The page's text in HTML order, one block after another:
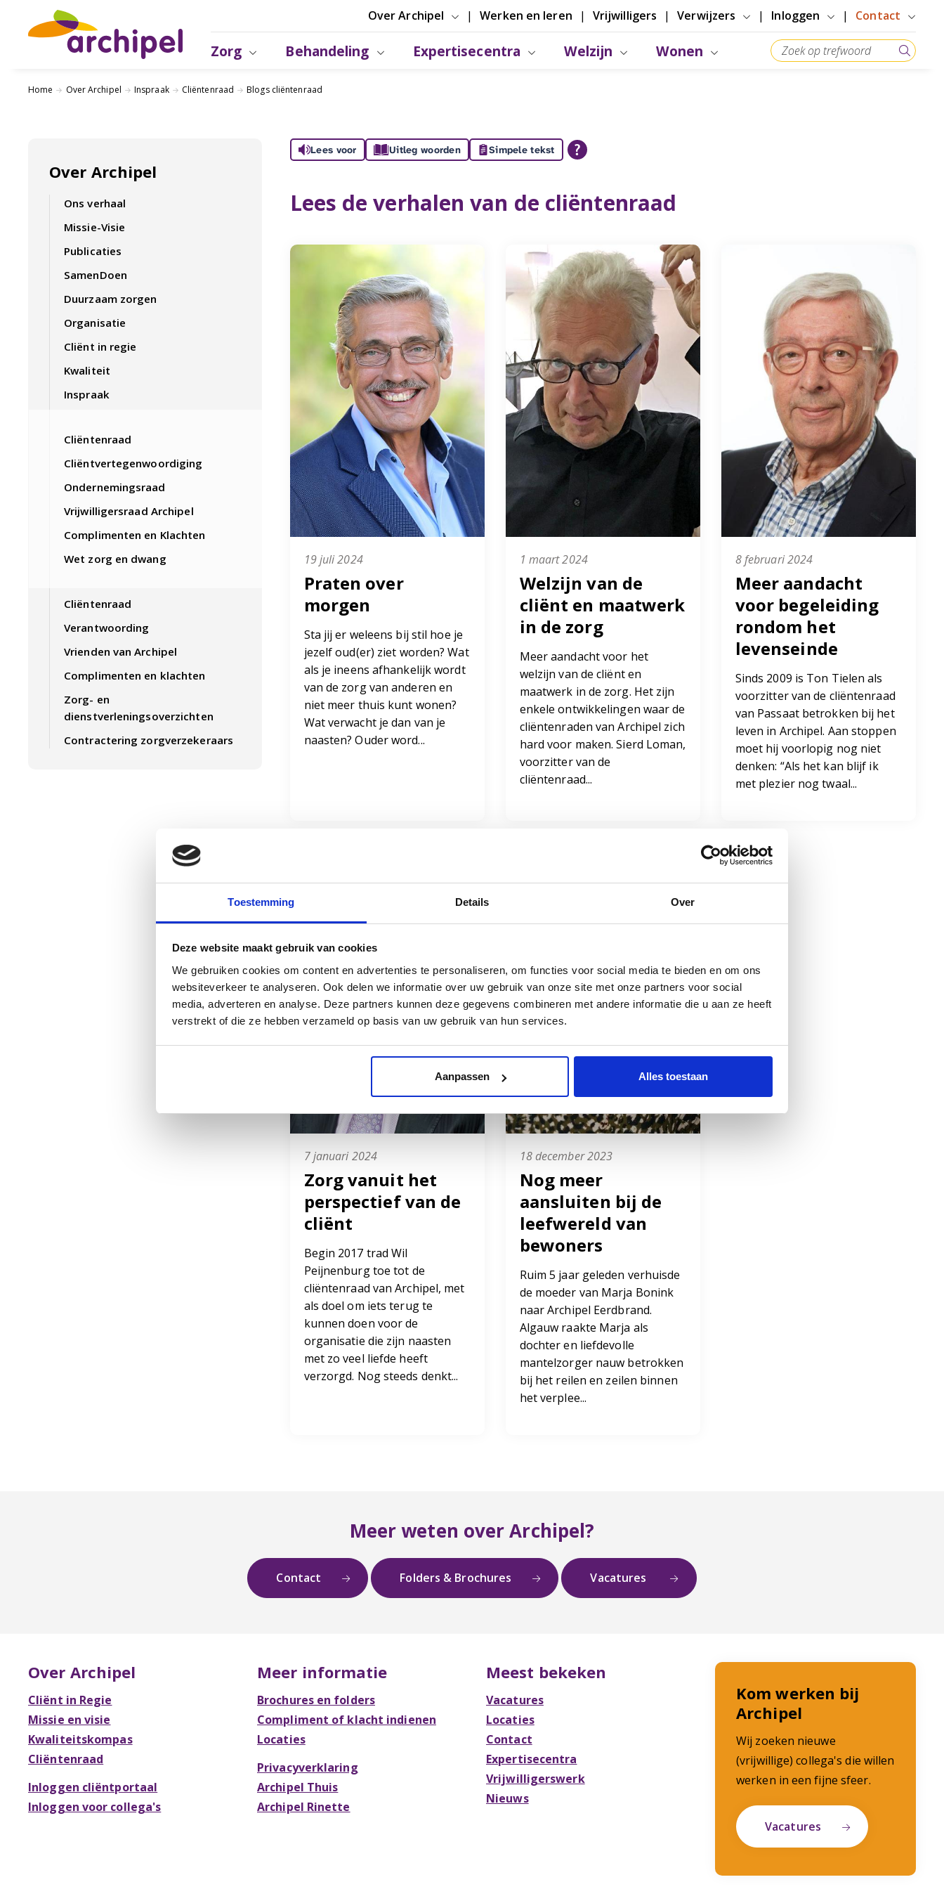
Toestemming Details Over
Deze website maakt gebruik van cookies
We gebruiken cookies om content en advertenties te personaliseren, om functies voor social media te bieden en om ons
websiteverkeer te analyseren. Ook delen we informatie over uw gebruik van onze site met onze partners voor social
media, adverteren en analyse. Deze partners kunnen deze gegevens combineren met andere informatie die u aan ze heeft
verstrekt of die ze hebben verzameld op basis van uw gebruik van hun services.
Aanpassen Alles toestaan
Over Archipel Werken en leren Vrijwilligers Verwijzers Inloggen Contact
Zorg Behandeling Expertisecentra Welzijn Wonen
Home Over Archipel Inspraak Cliëntenraad Blogs cliëntenraad
Over Archipel
Ons verhaal
Missie-Visie
Publicaties
SamenDoen
Duurzaam zorgen
Organisatie
Cliënt in regie
Kwaliteit
Inspraak
Cliëntenraad
Cliëntvertegenwoordiging
Ondernemingsraad
Vrijwilligersraad Archipel
Complimenten en Klachten
Wet zorg en dwang
Cliëntenraad
Verantwoording
Vrienden van Archipel
Complimenten en klachten
Zorg- en
dienstverleningsoverzichten
Contractering zorgverzekeraars
Lees voor Uitleg woorden Simpele tekst
Lees de verhalen van de cliëntenraad
19 juli 2024
Praten over
morgen
Sta jij er weleens bij stil hoe je
jezelf oud(er) ziet worden? Wat
als je ineens afhankelijk wordt
van de zorg van anderen en
niet meer thuis kunt wonen?
Wat verwacht je dan van je
naasten? Ouder word...
1 maart 2024
Welzijn van de
cliënt en maatwerk
in de zorg
Meer aandacht voor het
welzijn van de cliënt en
maatwerk in de zorg. Het zijn
enkele ontwikkelingen waar de
cliëntenraden van Archipel zich
hard voor maken. Sierd Loman,
voorzitter van de
cliëntenraad...
8 februari 2024
Meer aandacht
voor begeleiding
rondom het
levenseinde
Sinds 2009 is Ton Tielen als
voorzitter van de cliëntenraad
van Passaat betrokken bij het
leven in Archipel. Aan stoppen
moet hij voorlopig nog niet
denken: “Als het kan blijf ik
met plezier nog twaal...
7 januari 2024
Zorg vanuit het
perspectief van de
cliënt
Begin 2017 trad Wil
Peijnenburg toe tot de
cliëntenraad van Archipel, met
als doel om iets terug te
kunnen doen voor de
organisatie die zijn naasten
met zo veel liefde heeft
verzorgd. Nog steeds denkt...
18 december 2023
Nog meer
aansluiten bij de
leefwereld van
bewoners
Ruim 5 jaar geleden verhuisde
de moeder van Marja Bonink
naar Archipel Eerdbrand.
Algauw raakte Marja als
dochter en liefdevolle
mantelzorger nauw betrokken
bij het reilen en zeilen binnen
het verplee...
Meer weten over Archipel?
Contact Folders & Brochures Vacatures
Over Archipel
Cliënt in Regie
Missie en visie
Kwaliteitskompas
Cliëntenraad
Inloggen cliëntportaal
Inloggen voor collega's
Meer informatie
Brochures en folders
Compliment of klacht indienen
Locaties
Privacyverklaring
Archipel Thuis
Archipel Rinette
Meest bekeken
Vacatures
Locaties
Contact
Expertisecentra
Vrijwilligerswerk
Nieuws
Kom werken bij
Archipel
Wij zoeken nieuwe
(vrijwillige) collega's die willen
werken in een fijne sfeer.
Vacatures